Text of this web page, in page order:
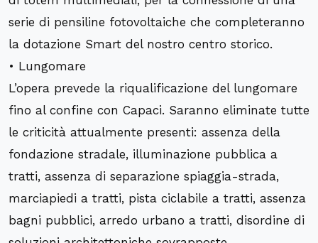
serie di pensiline fotovoltaiche che completeranno
la dotazione Smart del nostro centro storico.
• Lungomare
L’opera prevede la riqualificazione del lungomare
fino al confine con Capaci. Saranno eliminate tutte
le criticità attualmente presenti: assenza della
fondazione stradale, illuminazione pubblica a
tratti, assenza di separazione spiaggia-strada,
marciapiedi a tratti, pista ciclabile a tratti, assenza
bagni pubblici, arredo urbano a tratti, disordine di